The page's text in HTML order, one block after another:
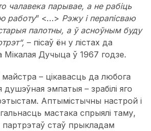
чалавека парывае, а не рабіць
работу” <…> Рэжу і перапісваю
палотны, а ў асноўным буду
– пісаў ён у лістах да
Мікалая Дучыца ў 1967 годзе.
майстра – цікавасць да любога
эмпатыя – зрабілі яго
Аптымістычны настрой і
мастака спрыялі таму,
стаў прыкладам